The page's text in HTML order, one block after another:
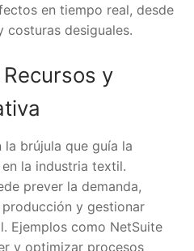
en tiempo real, desde
costuras desiguales.
y
brújula que guía la
la industria textil.
prever la demanda,
y gestionar
Ejemplos como NetSuite
y optimizar procesos